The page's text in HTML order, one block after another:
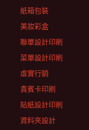
紙箱包裝
美妝彩盒
聯單設計印刷
菜單設計印刷
虛實行銷
貴賓卡印刷
貼紙設計印刷
資料夾設計